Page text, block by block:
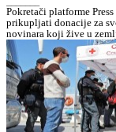
Pokretači platforme
prikupljati donacije za
novinara koji žive u